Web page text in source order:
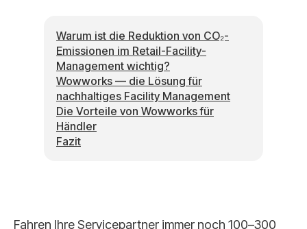
Warum ist die Reduktion von CO₂-
Emissionen im Retail-Facility-
Management wichtig?
Wowworks — die Lösung für
nachhaltiges Facility Management
Die Vorteile von Wowworks für
Händler
Fazit
Fahren Ihre Servicepartner immer noch 100–300